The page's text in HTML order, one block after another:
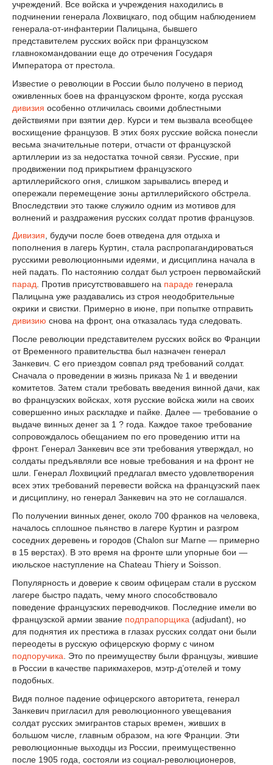
учреждений. Все войска и учреждения находились в
подчинении генерала Лохвицкаго, под общим наблюдением
генерала-от-инфантерии Палицына, бывшего
представителем русских войск при французском
главнокомандовании еще до отречения Государя
Императора от престола.
Известие о революции в России было получено в период
оживленных боев на французском фронте, когда русская
дивизия особенно отличилась своими доблестными
действиями при взятии дер. Курси и тем вызвала всеобщее
восхищение французов. В этих боях русские войска понесли
весьма значительные потери, отчасти от французской
артиллерии из за недостатка точной связи. Русские, при
продвижении под прикрытием французского
артиллерийского огня, слишком зарывались вперед и
опережали перемещение зоны артиллерийского обстрела.
Впоследствии это также служило одним из мотивов для
волнений и раздражения русских солдат против французов.
Дивизия, будучи после боев отведена для отдыха и
пополнения в лагерь Куртин, стала распропагандироваться
русскими революционными идеями, и дисциплина начала в
ней падать. По настоянию солдат был устроен первомайский
парад. Против присутствовавшего на параде генерала
Палицына уже раздавались из строя неодобрительные
окрики и свистки. Примерно в июне, при попытке отправить
дивизию снова на фронт, она отказалась туда следовать.
После революции представителем русских войск во Франции
от Временного правительства был назначен генерал
Занкевич. С его приездом совпал ряд требований солдат.
Сначала о проведении в жизнь приказа № 1 и введении
комитетов. Затем стали требовать введения винной дачи, как
во французских войсках, хотя русские войска жили на своих
совершенно иных раскладке и пайке. Далее — требование о
выдаче винных денег за 1 ? года. Каждое такое требование
сопровождалось обещанием по его проведению итти на
фронт. Генерал Занкевич все эти требования утверждал, но
солдаты предъявляли все новые требования и на фронт не
шли. Генерал Лохвицкий предлагал вместо удовлетворения
всех этих требований перевести войска на французский паек
и дисциплину, но генерал Занкевич на это не соглашался.
По получении винных денег, около 700 франков на человека,
началось сплошное пьянство в лагере Куртин и разгром
соседних деревень и городов (Chalon sur Marne — примерно
в 15 верстах). В это время на фронте шли упорные бои —
июльское наступление на Chateau Thiery и Soisson.
Популярность и доверие к своим офицерам стали в русском
лагере быстро падать, чему много способствовало
поведение французских переводчиков. Последние имели во
французской армии звание подпрапорщика (adjudant), но
для поднятия их престижа в глазах русских солдат они были
переодеты в русскую офицерскую форму с чином
подпоручика . Это по преимуществу были французы, жившие
в России в качестве парикмахеров, мэтр-д’отелей и тому
подобных.
Видя полное падение офицерского авторитета, генерал
Занкевич пригласил для революционного увещевания
солдат русских эмигрантов старых времен, живших в
большом числе, главным образом, на юге Франции. Эти
революционные выходцы из России, преимущественно
после 1905 года, состояли из социал-революционеров,